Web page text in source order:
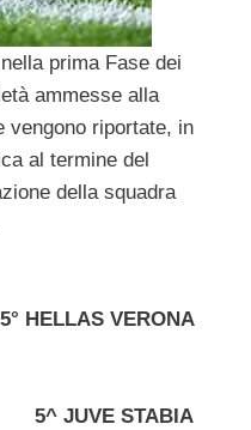
prima Fase dei
ammesse alla
vengono riportate, in
al termine del
della squadra
HELLAS VERONA
5^ JUVE STABIA